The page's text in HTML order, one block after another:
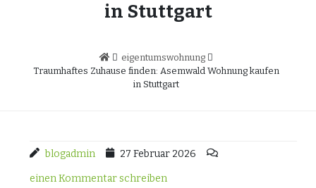
in Stuttgart
eigentumswohnung
Traumhaftes Zuhause finden: Asemwald Wohnung kaufen
in Stuttgart
blogadmin 27 Februar 2026
einen Kommentar schreiben